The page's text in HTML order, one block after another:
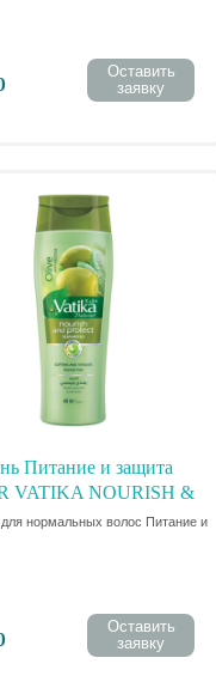
Оставить
заявку
Питание и защита
VATIKA NOURISH &
SHAMPOO, 200 МЛ.
нормальных волос Питание и
Оставить
заявку